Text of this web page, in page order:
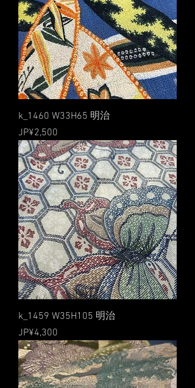
k_1460 W33H65 明治
價格
JP¥2,500
k_1459 W35H105 明治
價格
JP¥4,300